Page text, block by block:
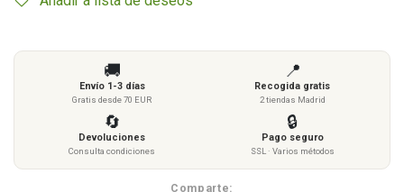
🚚
Envío 1-3 días
Gratis desde 70 EUR
📍
Recogida gratis
2 tiendas Madrid
🔄
Devoluciones
Consulta condiciones
🔒
Pago seguro
SSL · Varios métodos
Comparte: